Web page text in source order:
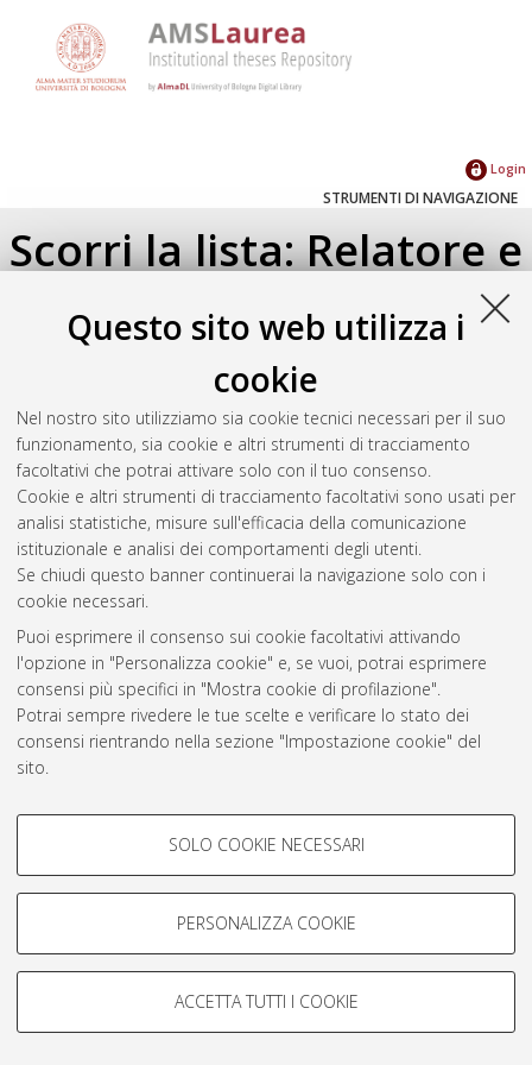
Questo sito web utilizza i
cookie
Nel nostro sito utilizziamo sia cookie tecnici necessari per il suo
funzionamento, sia cookie e altri strumenti di tracciamento
facoltativi che potrai attivare solo con il tuo consenso.
Cookie e altri strumenti di tracciamento facoltativi sono usati per
analisi statistiche, misure sull'efficacia della comunicazione
istituzionale e analisi dei comportamenti degli utenti.
Se chiudi questo banner continuerai la navigazione solo con i
cookie necessari.
Puoi esprimere il consenso sui cookie facoltativi attivando
l'opzione in "Personalizza cookie" e, se vuoi, potrai esprimere
consensi più specifici in "Mostra cookie di profilazione".
Potrai sempre rivedere le tue scelte e verificare lo stato dei
consensi rientrando nella sezione "Impostazione cookie" del
sito.
COOKIE DI PROFILAZIONE -
Si tratta di cookie utilizzati per analizzare le caratteristiche della
navigazione degli utenti, creare profili in base al loro comportamento
Mostra cookie di profilazione
COOKIE TECNICI - NECESSARI
SOLO COOKIE NECESSARI
PERSONALIZZA COOKIE
ACCETTA TUTTI I COOKIE
Login
STRUMENTI DI NAVIGAZIONE
Scorri la lista: Relatore e
Correlatore
Seleziona un valore dall'elenco sottostante.
2025(1)
2023(2)
Atom
Rss 1.0
AMS Laurea
Servizio implementato e gestito da AlmaDL
Condizioni d’uso del sito